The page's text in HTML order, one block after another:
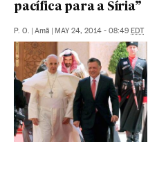
pacífica para a Síria”
P. O. | Amã | MAY 24, 2014 - 08:49 EDT